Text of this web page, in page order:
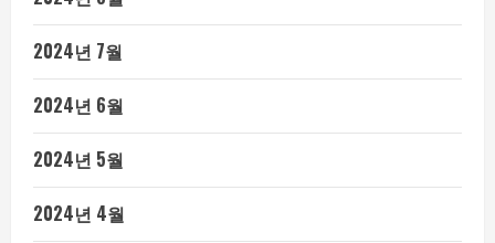
2024년 7월
2024년 6월
2024년 5월
2024년 4월